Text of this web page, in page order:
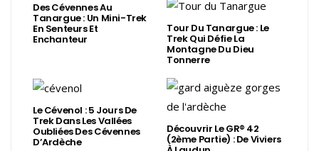
Des Cévennes Au
Tanargue : Un Mini-Trek
En Senteurs Et
Enchanteur
Tour Du Tanargue : Le
Trek Qui Défie La
Montagne Du Dieu
Tonnerre
Le Cévenol : 5 Jours De
Trek Dans Les Vallées
Oubliées Des Cévennes
D’Ardèche
Découvrir Le GR® 42
(2ème Partie) : De Viviers